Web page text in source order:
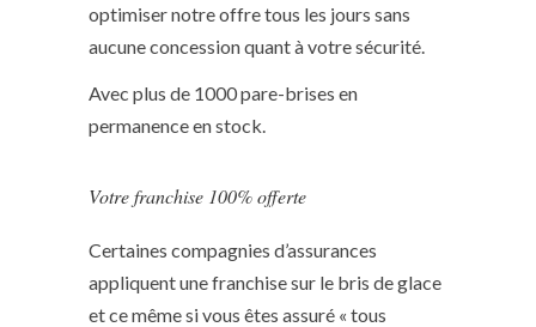
optimiser notre offre tous les jours sans
aucune concession quant à votre sécurité.
Avec plus de 1000 pare-brises en
permanence en stock.
Votre franchise 100% offerte
Certaines compagnies d’assurances
appliquent une franchise sur le bris de glace
et ce même si vous êtes assuré « tous